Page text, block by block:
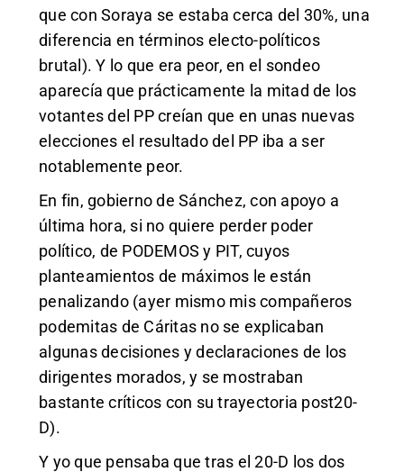
que con Soraya se estaba cerca del 30%, una
diferencia en términos electo-políticos
brutal). Y lo que era peor, en el sondeo
aparecía que prácticamente la mitad de los
votantes del PP creían que en unas nuevas
elecciones el resultado del PP iba a ser
notablemente peor.
En fin, gobierno de Sánchez, con apoyo a
última hora, si no quiere perder poder
político, de PODEMOS y PIT, cuyos
planteamientos de máximos le están
penalizando (ayer mismo mis compañeros
podemitas de Cáritas no se explicaban
algunas decisiones y declaraciones de los
dirigentes morados, y se mostraban
bastante críticos con su trayectoria post20-
D).
Y yo que pensaba que tras el 20-D los dos